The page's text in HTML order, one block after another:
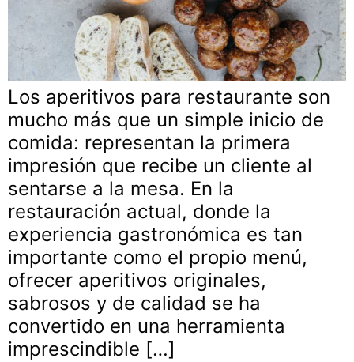
Los aperitivos para restaurante son
mucho más que un simple inicio de
comida: representan la primera
impresión que recibe un cliente al
sentarse a la mesa. En la
restauración actual, donde la
experiencia gastronómica es tan
importante como el propio menú,
ofrecer aperitivos originales,
sabrosos y de calidad se ha
convertido en una herramienta
imprescindible […]